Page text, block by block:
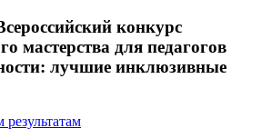
конкурс
мастерства для педагогов
лучшие инклюзивные